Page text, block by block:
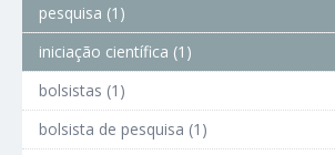
pesquisa (1)
iniciação científica (1)
bolsistas (1)
bolsista de pesquisa (1)